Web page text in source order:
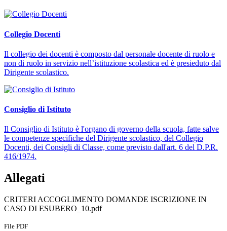
Collegio Docenti
Il collegio dei docenti è composto dal personale docente di ruolo e
non di ruolo in servizio nell’istituzione scolastica ed è presieduto dal
Dirigente scolastico.
Consiglio di Istituto
Il Consiglio di Istituto è l'organo di governo della scuola, fatte salve
le competenze specifiche del Dirigente scolastico, del Collegio
Docenti, dei Consigli di Classe, come previsto dall'art. 6 del D.P.R.
416/1974.
Allegati
CRITERI ACCOGLIMENTO DOMANDE ISCRIZIONE IN
CASO DI ESUBERO_10.pdf
File PDF